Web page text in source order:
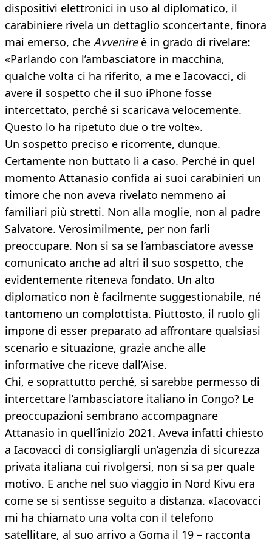
dispositivi elettronici in uso al diplomatico, il
carabiniere rivela un dettaglio sconcertante, finora
mai emerso, che Avvenireè in grado di rivelare:
«Parlando con l’ambasciatore in macchina,
qualche volta ci ha riferito, a me e Iacovacci, di
avere il sospetto che il suo iPhone fosse
intercettato, perché si scaricava velocemente.
Questo lo ha ripetuto due o tre volte».
Un sospetto preciso e ricorrente, dunque.
Certamente non buttato lì a caso. Perché in quel
momento Attanasio confida ai suoi carabinieri un
timore che non aveva rivelato nemmeno ai
familiari più stretti. Non alla moglie, non al padre
Salvatore. Verosimilmente, per non farli
preoccupare. Non si sa se l’ambasciatore avesse
comunicato anche ad altri il suo sospetto, che
evidentemente riteneva fondato. Un alto
diplomatico non è facilmente suggestionabile, né
tantomeno un complottista. Piuttosto, il ruolo gli
impone di esser preparato ad affrontare qualsiasi
scenario e situazione, grazie anche alle
informative che riceve dall’Aise.
Chi, e soprattutto perché, si sarebbe permesso di
intercettare l’ambasciatore italiano in Congo? Le
preoccupazioni sembrano accompagnare
Attanasio in quell’inizio 2021. Aveva infatti chiesto
a Iacovacci di consigliargli un’agenzia di sicurezza
privata italiana cui rivolgersi, non si sa per quale
motivo. E anche nel suo viaggio in Nord Kivu era
come se si sentisse seguito a distanza. «Iacovacci
mi ha chiamato una volta con il telefono
satellitare, al suo arrivo a Goma il 19 – racconta